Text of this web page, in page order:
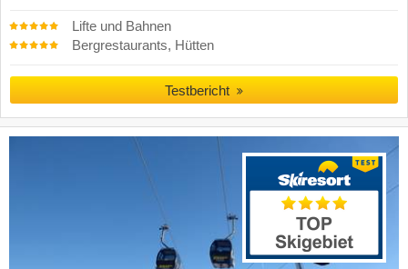
Lifte und Bahnen
Bergrestaurants, Hütten
Testbericht